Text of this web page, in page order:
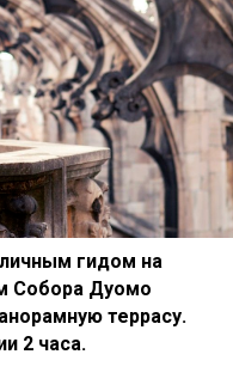
гидом на
Собора Дуомо
террасу.
2 часа.